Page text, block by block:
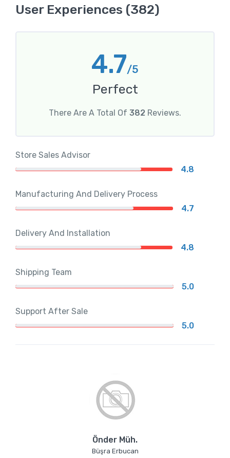
User Experiences (382)
4.7/5
Perfect
There Are A Total Of 382 Reviews.
Store Sales Advisor
4.8
Manufacturing And Delivery Process
4.7
Delivery And Installation
4.8
Shipping Team
5.0
Support After Sale
5.0
Önder Müh.
Büşra Erbucan